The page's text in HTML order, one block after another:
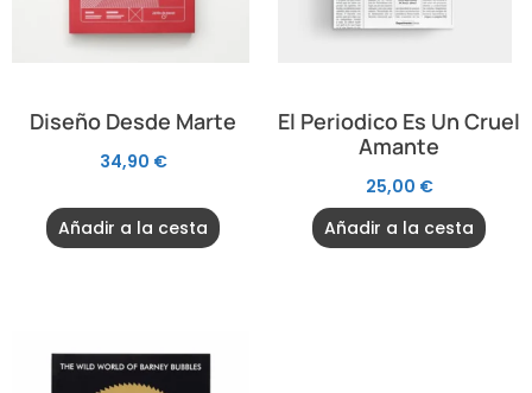
Diseño Desde Marte
34,90 €
Añadir a la cesta
El Periodico Es Un Cruel
Amante
25,00 €
Añadir a la cesta